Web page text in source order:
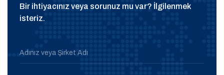
Bir ihtiyacınız veya sorunuz mu var? İlgilenmek
isteriz.
Adınız veya Şirket Adı